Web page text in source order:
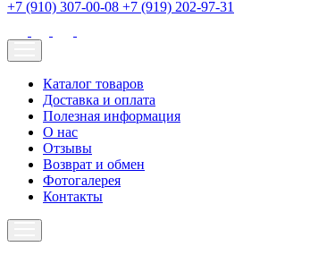
+7 (910) 307-00-08 +7 (919) 202-97-31
Каталог товаров
Доставка и оплата
Полезная информация
О нас
Отзывы
Возврат и обмен
Фотогалерея
Контакты